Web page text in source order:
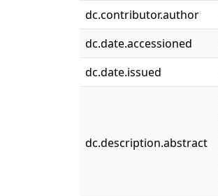
dc.contributor.author
dc.date.accessioned
dc.date.issued
dc.description.abstract